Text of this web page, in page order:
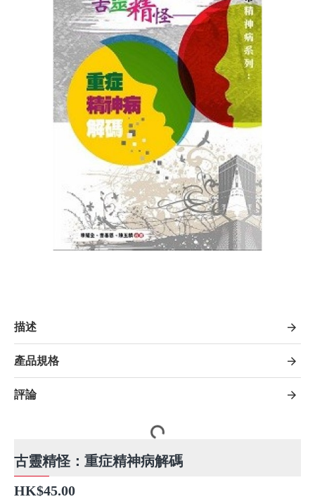
描述
產品規格
評論
古靈精怪：重症精神病解碼
HK$45.00